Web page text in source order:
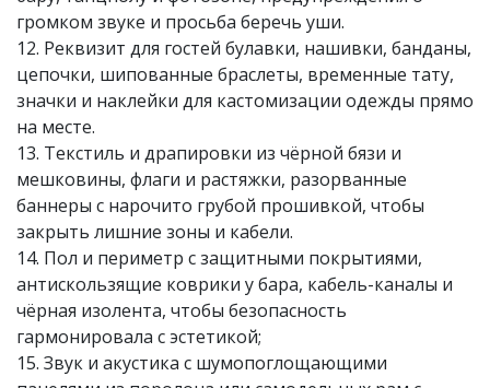
громком звуке и просьба беречь уши.
12. Реквизит для гостей булавки, нашивки, банданы,
цепочки, шипованные браслеты, временные тату,
значки и наклейки для кастомизации одежды прямо
на месте.
13. Текстиль и драпировки из чёрной бязи и
мешковины, флаги и растяжки, разорванные
баннеры с нарочито грубой прошивкой, чтобы
закрыть лишние зоны и кабели.
14. Пол и периметр с защитными покрытиями,
антискользящие коврики у бара, кабель-каналы и
чёрная изолента, чтобы безопасность
гармонировала с эстетикой;
15. Звук и акустика с шумопоглощающими